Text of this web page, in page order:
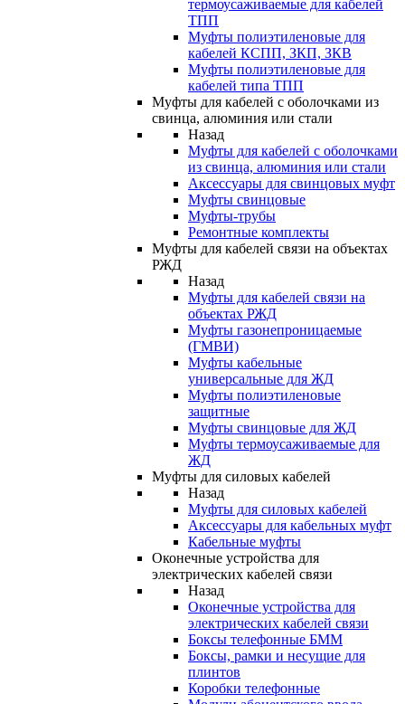
термоусаживаемые для кабелей
ТПП
Муфты полиэтиленовые для
кабелей КСПП, ЗКП, ЗКВ
Муфты полиэтиленовые для
кабелей типа ТПП
Муфты для кабелей с оболочками из
свинца, алюминия или стали
Назад
Муфты для кабелей с оболочками
из свинца, алюминия или стали
Аксессуары для свинцовых муфт
Муфты свинцовые
Муфты-трубы
Ремонтные комплекты
Муфты для кабелей связи на объектах
РЖД
Назад
Муфты для кабелей связи на
объектах РЖД
Муфты газонепроницаемые
(ГМВИ)
Муфты кабельные
универсальные для ЖД
Муфты полиэтиленовые
защитные
Муфты свинцовые для ЖД
Муфты термоусаживаемые для
ЖД
Муфты для силовых кабелей
Назад
Муфты для силовых кабелей
Аксессуары для кабельных муфт
Кабельные муфты
Оконечные устройства для
электрических кабелей связи
Назад
Оконечные устройства для
электрических кабелей связи
Боксы телефонные БММ
Боксы, рамки и несущие для
плинтов
Коробки телефонные